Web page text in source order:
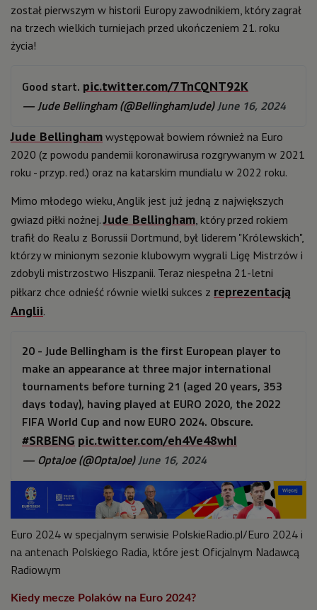
został pierwszym w historii Europy zawodnikiem, który zagrał
na trzech wielkich turniejach przed ukończeniem 21. roku
życia!
Good start. pic.twitter.com/7TnCQNT92K
— Jude Bellingham (@BellinghamJude)June 16, 2024
Jude Bellingham występował bowiem również na Euro
2020 (z powodu pandemii koronawirusa rozgrywanym w 2021
roku - przyp. red.) oraz na katarskim mundialu w 2022 roku.
Mimo młodego wieku, Anglik jest już jedną z największych
gwiazd piłki nożnej.Jude Bellingham , który przed rokiem
trafił do Realu z Borussii Dortmund, był liderem "Królewskich",
którzy w minionym sezonie klubowym wygrali Ligę Mistrzów i
zdobyli mistrzostwo Hiszpanii. Teraz niespełna 21-letni
piłkarz chce odnieść równie wielki sukces z reprezentacją
Anglii.
20 - Jude Bellingham is the first European player to
make an appearance at three major international
tournaments before turning 21 (aged 20 years, 353
days today), having played at EURO 2020, the 2022
FIFA World Cup and now EURO 2024. Obscure.
#SRBENG pic.twitter.com/eh4Ve48whI
— OptaJoe (@OptaJoe)June 16, 2024
Euro 2024 w specjalnym serwisie PolskieRadio.pl/Euro 2024 i
na antenach Polskiego Radia, które jest Oficjalnym Nadawcą
Radiowym
Kiedy mecze Polaków na Euro 2024?